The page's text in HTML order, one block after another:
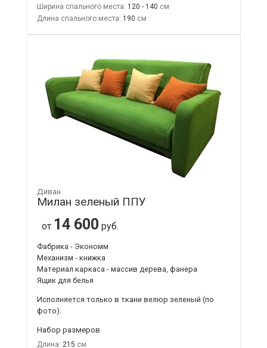
Ширина спального места: 120 - 140
Длина спального места: 190
Диван
Милан зеленый ППУ
от 14 600 руб.
Фабрика - Экономм
Механизм - книжка
Материал каркаса - массив дерева, фанера
Ящик для белья
Исполняется только в ткани велюр зеленый (по
фото).
Набор размеров
Длина: 215